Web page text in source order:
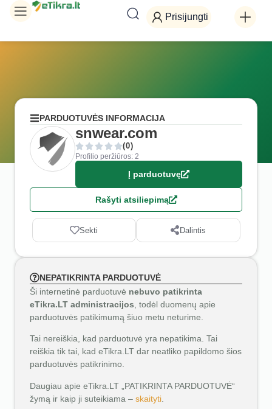
Prisijungti
PARDUOTUVĖS INFORMACIJA
snwear.com
(0)
Profilio peržiūros: 2
Į parduotuvę
Rašyti atsiliepimą
Sekti Dalintis
NEPATIKRINTA PARDUOTUVĖ
Ši internetinė parduotuvė nebuvo patikrinta
eTikra.LT administracijos , todėl duomenų apie
parduotuvės patikimumą šiuo metu neturime.
Tai nereiškia, kad parduotuvė yra nepatikima. Tai
reiškia tik tai, kad eTikra.LT dar neatliko papildomo šios
parduotuvės patikrinimo.
Daugiau apie eTikra.LT „PATIKRINTA PARDUOTUVĖ“
žymą ir kaip ji suteikiama – skaityti